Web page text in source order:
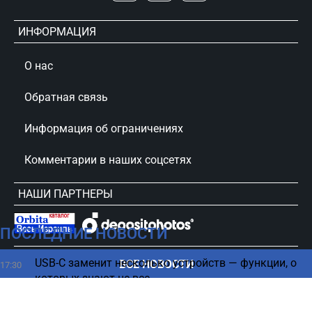
ПОСЛЕДНИЕ НОВОСТИ
17:30
USB-C заменит несколько устройств — функции, о
которых знают не все
ВСЕ НОВОСТИ
ИНФОРМАЦИЯ
О нас
Обратная связь
Информация об ограничениях
Комментарии в наших соцсетях
НАШИ ПАРТНЕРЫ
сursorinfo.co.il © Все права защищены